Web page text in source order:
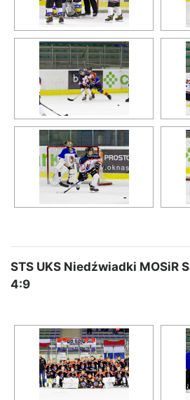
STS UKS Niedźwiadki MOSiR
4:9